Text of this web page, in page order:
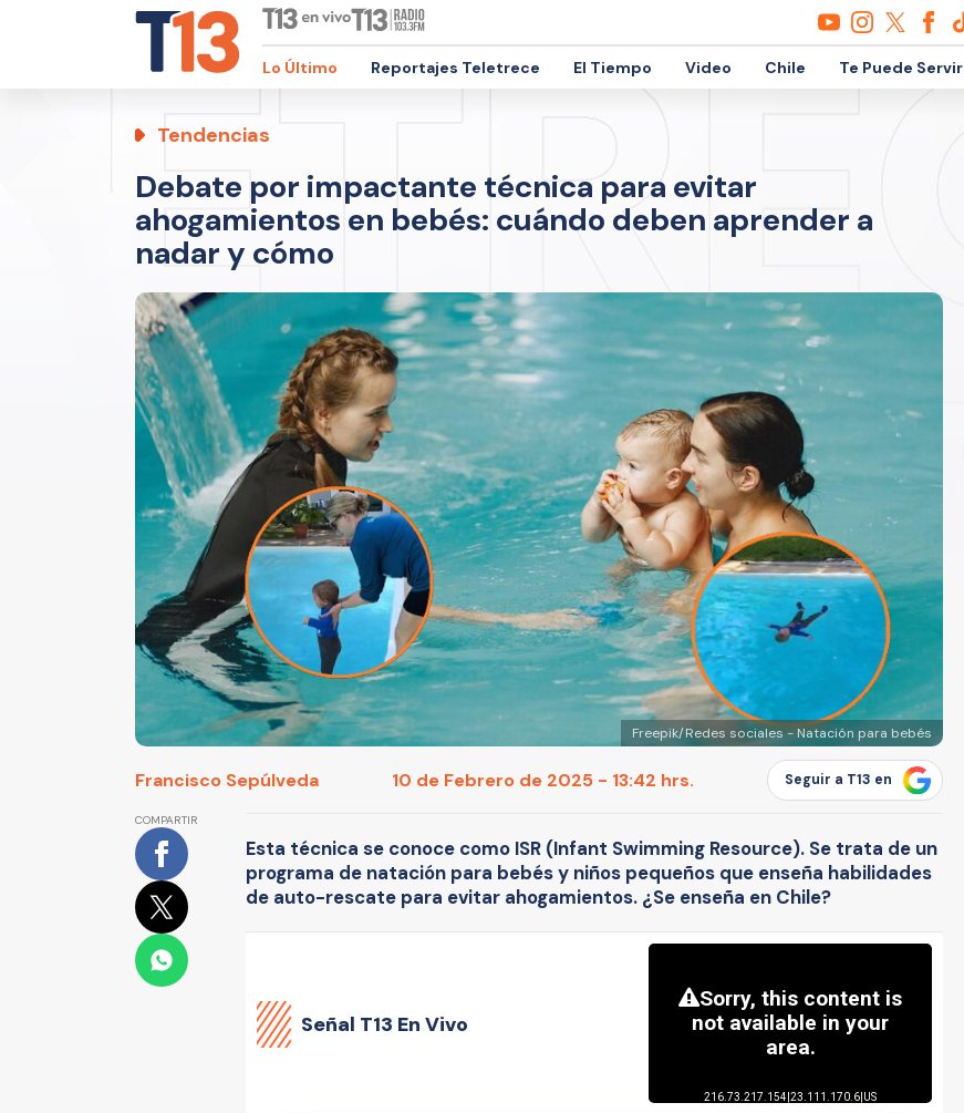
Lo Último Reportajes Teletrece El Tiempo Video Chile Te Puede Servir
Tendencias
Debate por impactante técnica para evitar
ahogamientos en bebés: cuándo deben aprender a
nadar y cómo
Freepik/Redes sociales - Natación para bebés
Francisco Sepúlveda 10 de Febrero de 2025 - 13:42 hrs. Seguir a T13 en
COMPARTIR
Esta técnica se conoce como ISR (Infant Swimming Resource). Se trata de un
programa de natación para bebés y niños pequeños que enseña habilidades
de auto-rescate para evitar ahogamientos. ¿Se enseña en Chile?
Señal T13 En Vivo